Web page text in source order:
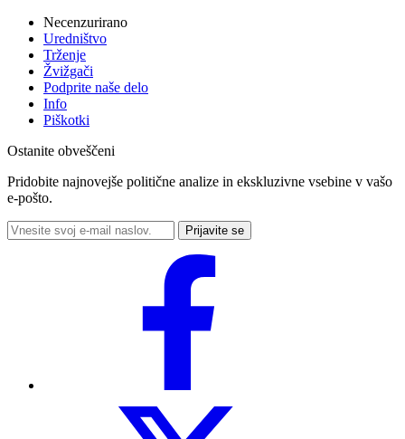
Necenzurirano
Uredništvo
Trženje
Žvižgači
Podprite naše delo
Info
Piškotki
Ostanite obveščeni
Pridobite najnovejše politične analize in ekskluzivne vsebine v vašo
e-pošto.
Prijavite se